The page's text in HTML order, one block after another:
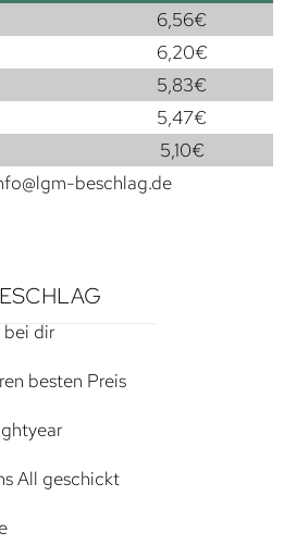
6,56€
6,20€
5,83€
5,47€
5,10€
beschlag.de
bei dir
besten Preis
All geschickt